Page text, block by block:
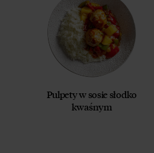
Pulpety w sosie słodko
kwaśnym